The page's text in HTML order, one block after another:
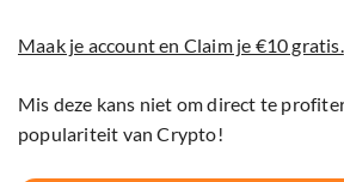
Maak je account en Claim je €10 gratis.
Mis deze kans niet om direct te
populariteit van Crypto!